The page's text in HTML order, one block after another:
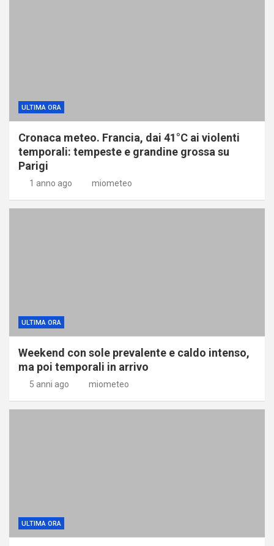
ULTIMA ORA
Cronaca meteo. Francia, dai 41°C ai violenti
temporali: tempeste e grandine grossa su
Parigi
1 anno ago miometeo
ULTIMA ORA
Weekend con sole prevalente e caldo intenso,
ma poi temporali in arrivo
5 anni ago miometeo
ULTIMA ORA